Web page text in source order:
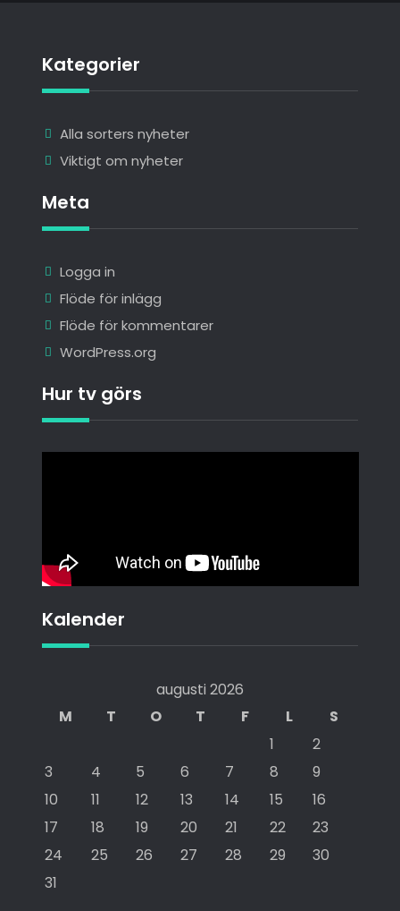
Kategorier
Alla sorters nyheter
Viktigt om nyheter
Meta
Logga in
Flöde för inlägg
Flöde för kommentarer
WordPress.org
Hur tv görs
Kalender
augusti 2026
M
T O T F L
S
1
2
3
4 5 6 7 8
9
10
11 12 13 14 15
16
17
18 19 20 21 22
23
24
25 26 27 28 29
30
31